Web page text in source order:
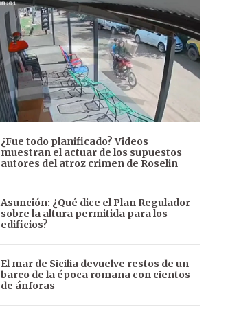
¿Fue todo planificado? Videos
muestran el actuar de los supuestos
autores del atroz crimen de Roselin
Asunción: ¿Qué dice el Plan Regulador
sobre la altura permitida para los
edificios?
El mar de Sicilia devuelve restos de un
barco de la época romana con cientos
de ánforas